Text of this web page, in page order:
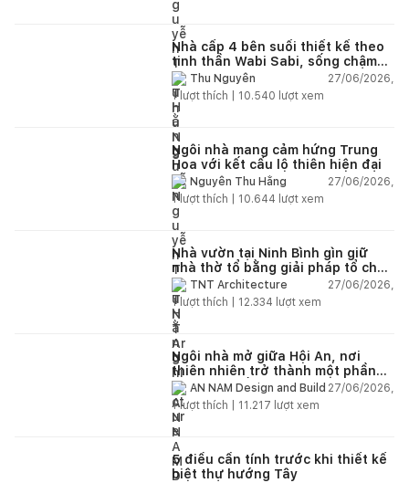
Nhà cấp 4 bên suối thiết kế theo
tinh thần Wabi Sabi, sống chậm
giữa thiên nhiên
Thu Nguyễn
27/06/2026,
1lượt thích | 10.540 lượt xem
Ngôi nhà mang cảm hứng Trung
Hoa với kết cấu lộ thiên hiện đại
Nguyễn Thu Hằng
27/06/2026,
1lượt thích | 10.644 lượt xem
Nhà vườn tại Ninh Bình gìn giữ
nhà thờ tổ bằng giải pháp tổ chức
lại không gian
TNT Architecture
27/06/2026,
1lượt thích | 12.334 lượt xem
Ngôi nhà mở giữa Hội An, nơi
thiên nhiên trở thành một phần
của cuộc sống
AN NAM Design and Build 27/06/2026,
1lượt thích | 11.217 lượt xem
5 điều cần tính trước khi thiết kế
biệt thự hướng Tây